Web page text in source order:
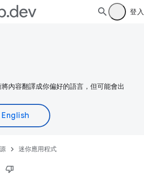
登入
內容翻譯成你偏好的語言，但可能會出
迷你應用程式